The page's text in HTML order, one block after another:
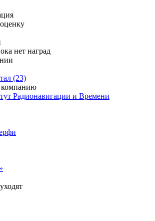
нет наград
(23)
компанию
Радионавигации и Времени